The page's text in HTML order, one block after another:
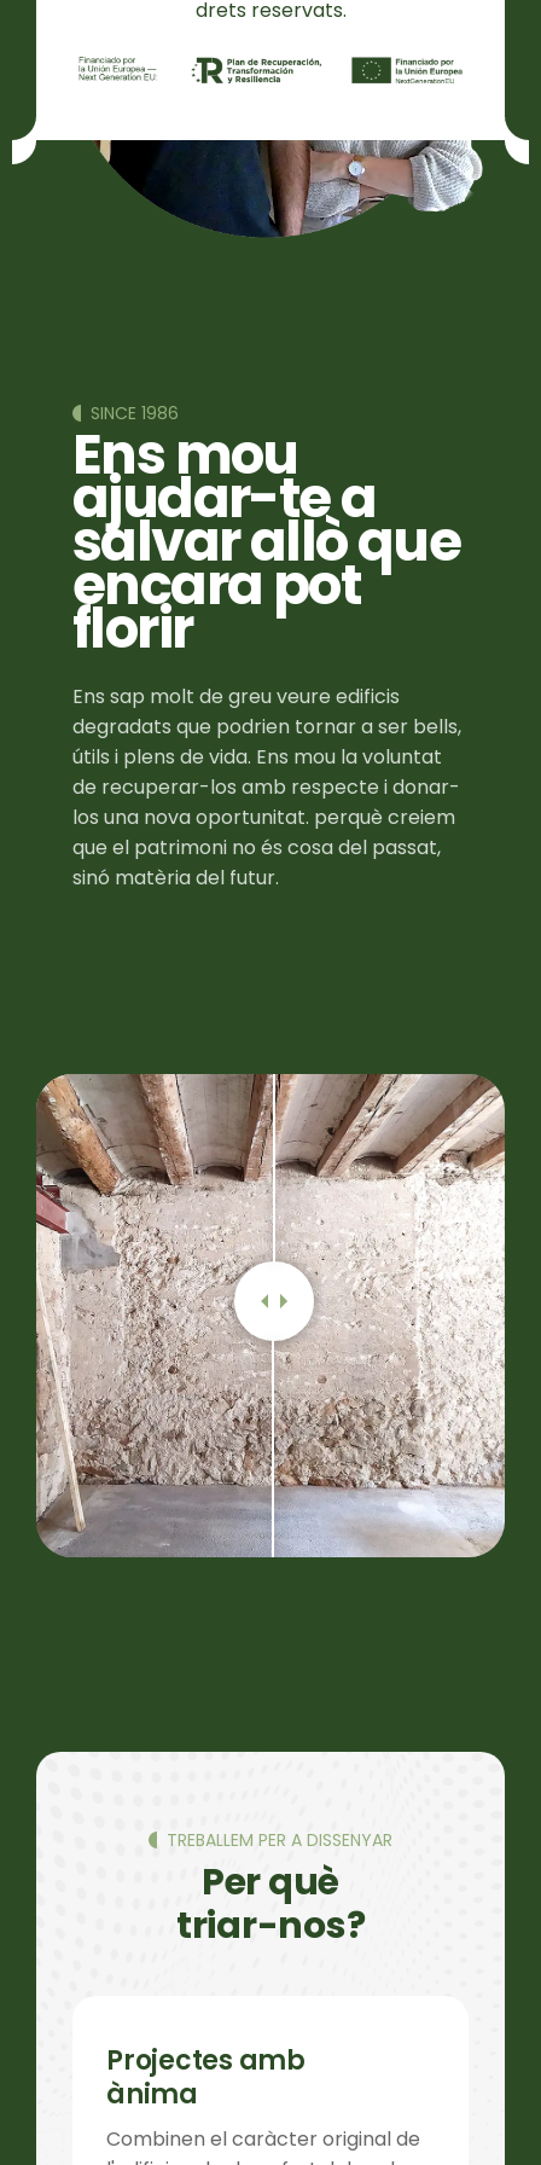
SINCE 1986
Ens mou
ajudar-te a
salvar allò que
encara pot
florir
Ens sap molt de greu veure edificis
degradats que podrien tornar a ser bells,
útils i plens de vida. Ens mou la voluntat
de recuperar-los amb respecte i donar-
los una nova oportunitat. perquè creiem
que el patrimoni no és cosa del passat,
sinó matèria del futur.
TREBALLEM PER A DISSENYAR
Per què
triar-nos?
Projectes amb
ànima
Combinen el caràcter original de
drets reservats.